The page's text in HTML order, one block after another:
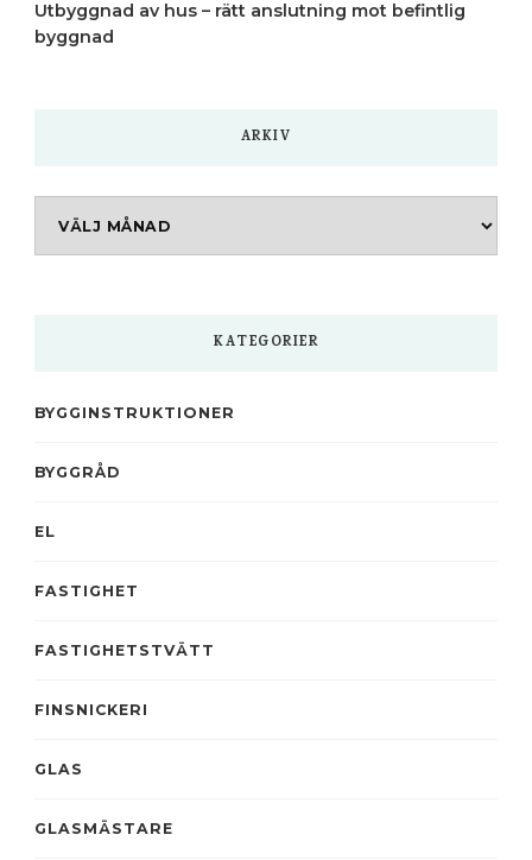
Utbyggnad av hus – rätt anslutning mot befintlig
byggnad
ARKIV
KATEGORIER
BYGGINSTRUKTIONER
BYGGRÅD
EL
FASTIGHET
FASTIGHETSTVÄTT
FINSNICKERI
GLAS
GLASMÄSTARE